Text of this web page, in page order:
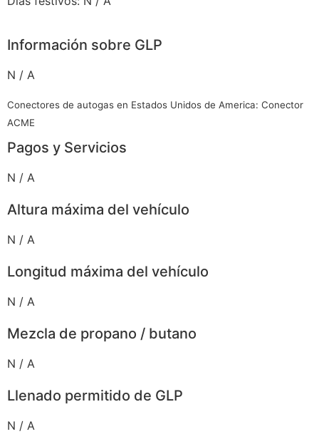
Información sobre GLP
N / A
Conectores de autogas en Estados Unidos de America: Conector
ACME
Pagos y Servicios
N / A
Altura máxima del vehículo
N / A
Longitud máxima del vehículo
N / A
Mezcla de propano / butano
N / A
Llenado permitido de GLP
N / A